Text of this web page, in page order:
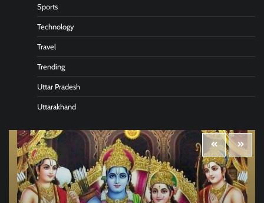
Sports
Technology
Travel
Trending
Uttar Pradesh
Uttarakhand